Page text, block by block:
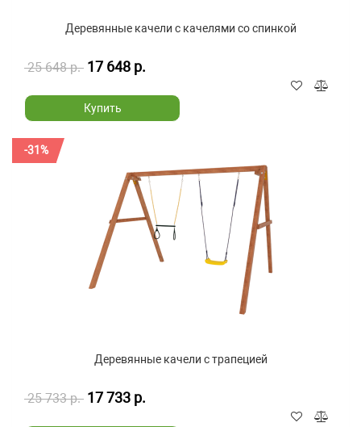
Деревянные качели с качелями со спинкой
25 648 р. 17 648 р.
Купить
-31%
Деревянные качели с трапецией
25 733 р. 17 733 р.